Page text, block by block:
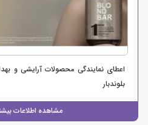
اعطای نمایندگی محصولات آرایشی و
بلوندبار
مشاهده اطلاعات